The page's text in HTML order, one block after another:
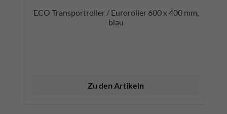
ECO Transportroller / Euroroller 600 x 400 mm,
blau
Zu den Artikeln